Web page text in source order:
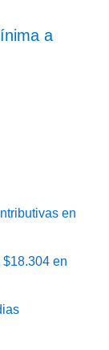
a
en
en